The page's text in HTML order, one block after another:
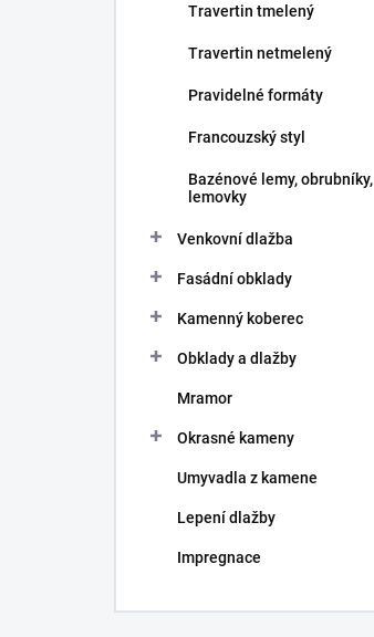
Travertin tmelený
Travertin netmelený
Pravidelné formáty
Francouzský styl
Bazénové lemy, obrubníky,
lemovky
Venkovní dlažba
Fasádní obklady
Kamenný koberec
Obklady a dlažby
Mramor
Okrasné kameny
Umyvadla z kamene
Lepení dlažby
Impregnace